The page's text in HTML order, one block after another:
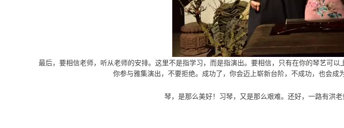
最后，要相信老师，听从老师的安排。这里不是指学习，而是指演出。要相信，只有在你的琴艺可
你参与雅集演出，不要拒绝。成功了，你会迈上崭新台阶，不成功，也会成
琴，是那么美好！习琴，又是那么艰难。还好，一路有洪老